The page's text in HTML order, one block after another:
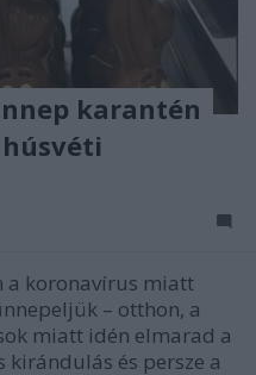
karantén
a koronavírus miatt
– otthon, a
miatt idén elmarad a
kirándulás és persze a